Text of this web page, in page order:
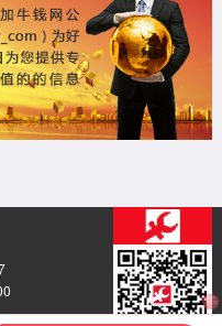
期货
交流群